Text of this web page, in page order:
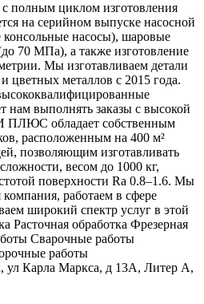
полным циклом изготовления
на серийном выпуске насосной
насосы), шаровые
70 МПа), а также изготовление
Мы изготавливаем детали
цветных металлов с 2015 года.
нам выполнять заказы с высокой
ПЛЮС обладает собственным
расположенным на 400 м²
позволяющим изготавливать
весом до 1000 кг,
поверхности Ra 0.8–1.6. Мы
работаем в сфере
широкий спектр услуг в этой
Расточная обработка Фрезерная
Сварочные работы
работы
ул Карла Маркса, д 13А, Литер А,